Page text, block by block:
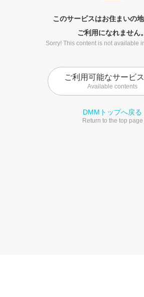
このサービスはお住まいの
ご利用になれません。
Sorry! This content is not available
ご利用可能なサービ
Available contents
DMMトップへ戻る
Return to the top page